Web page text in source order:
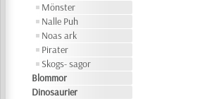
Mönster
Nalle Puh
Noas ark
Pirater
Skogs- sagor
Blommor
Dinosaurier